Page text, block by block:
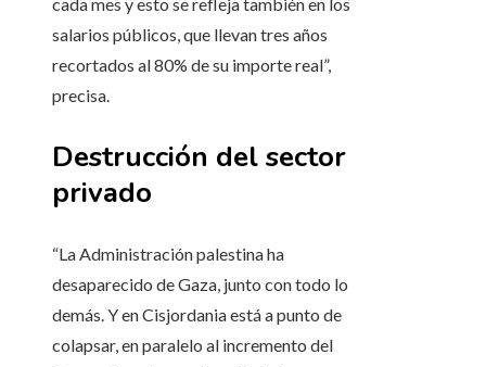
cada mes y esto se refleja también en los
salarios públicos, que llevan tres años
recortados al 80% de su importe real”,
precisa.
Destrucción del sector
privado
“La Administración palestina ha
desaparecido de Gaza, junto con todo lo
demás. Y en Cisjordania está a punto de
colapsar, en paralelo al incremento del